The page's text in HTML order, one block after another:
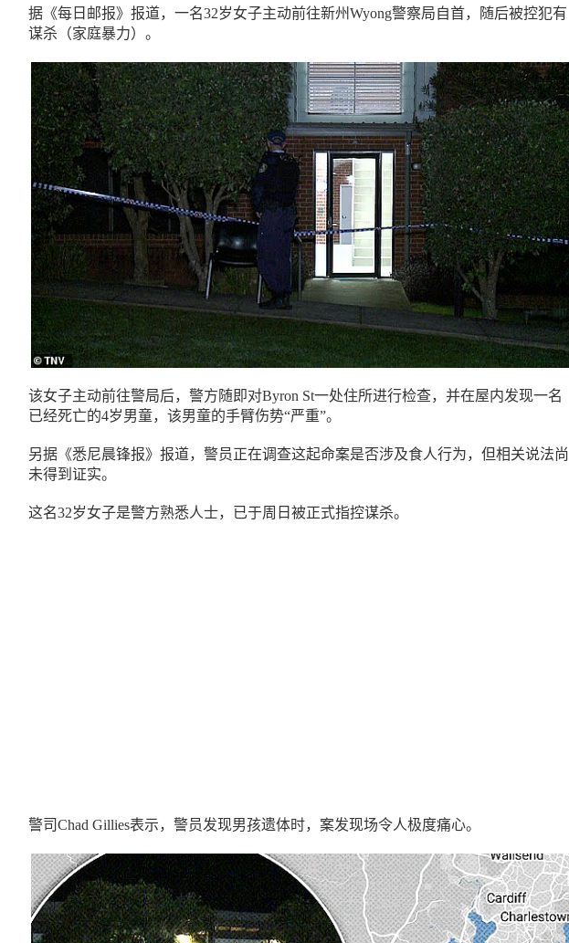
据《每日邮报》报道，一名32岁女子主动前往新州Wyong警察局自首，随后被控犯有
谋杀（家庭暴力）。
该女子主动前往警局后，警方随即对Byron St一处住所进行检查，并在屋内发现一名
已经死亡的4岁男童，该男童的手臂伤势“严重”。
另据《悉尼晨锋报》报道，警员正在调查这起命案是否涉及食人行为，但相关说法尚
未得到证实。
这名32岁女子是警方熟悉人士，已于周日被正式指控谋杀。
警司Chad Gillies表示，警员发现男孩遗体时，案发现场令人极度痛心。